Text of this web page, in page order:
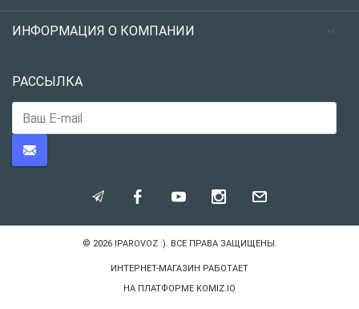
ИНФОРМАЦИЯ О КОМПАНИИ
РАССЫЛКА
© 2026 IPAROVOZ :). ВСЕ ПРАВА ЗАЩИЩЕНЫ.
ИНТЕРНЕТ-МАГАЗИН РАБОТАЕТ
НА ПЛАТФОРМЕ KOMIZ.IO